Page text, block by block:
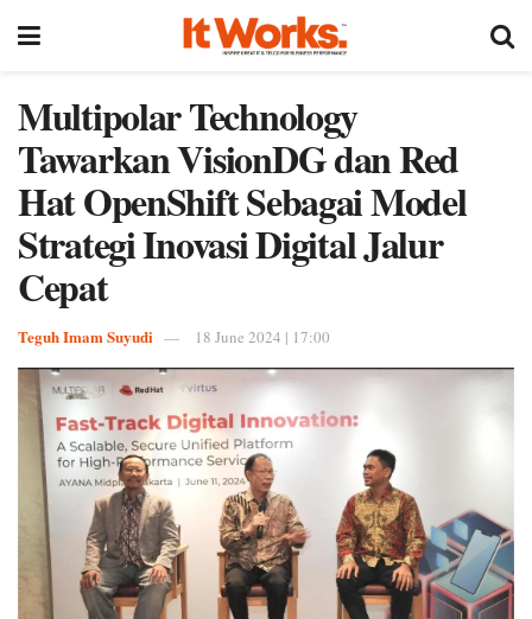
Multipolar Technology
Tawarkan VisionDG dan Red
Hat OpenShift Sebagai Model
Strategi Inovasi Digital Jalur
Cepat
Teguh Imam Suyudi 18 June 2024 | 17:00